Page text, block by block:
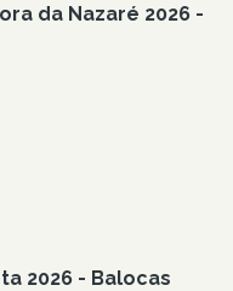
da Nazaré 2026 -
2026 - Balocas